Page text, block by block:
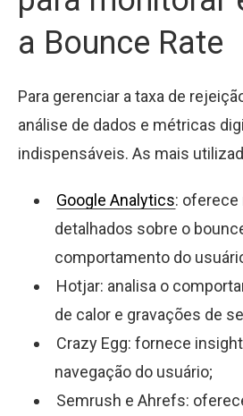
a Bounce Rate
Para gerenciar a taxa de
análise de dados e métricas
indispensáveis. As mais
Google Analytics: oferece
detalhados sobre o
comportamento do
Hotjar: analisa o
de calor e gravações de
Crazy Egg: fornece
navegação do usuário;
Semrush e Ahrefs: